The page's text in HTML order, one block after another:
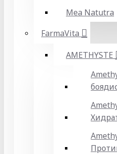
Mea Natutra
FarmaVita
AMETHYSTE